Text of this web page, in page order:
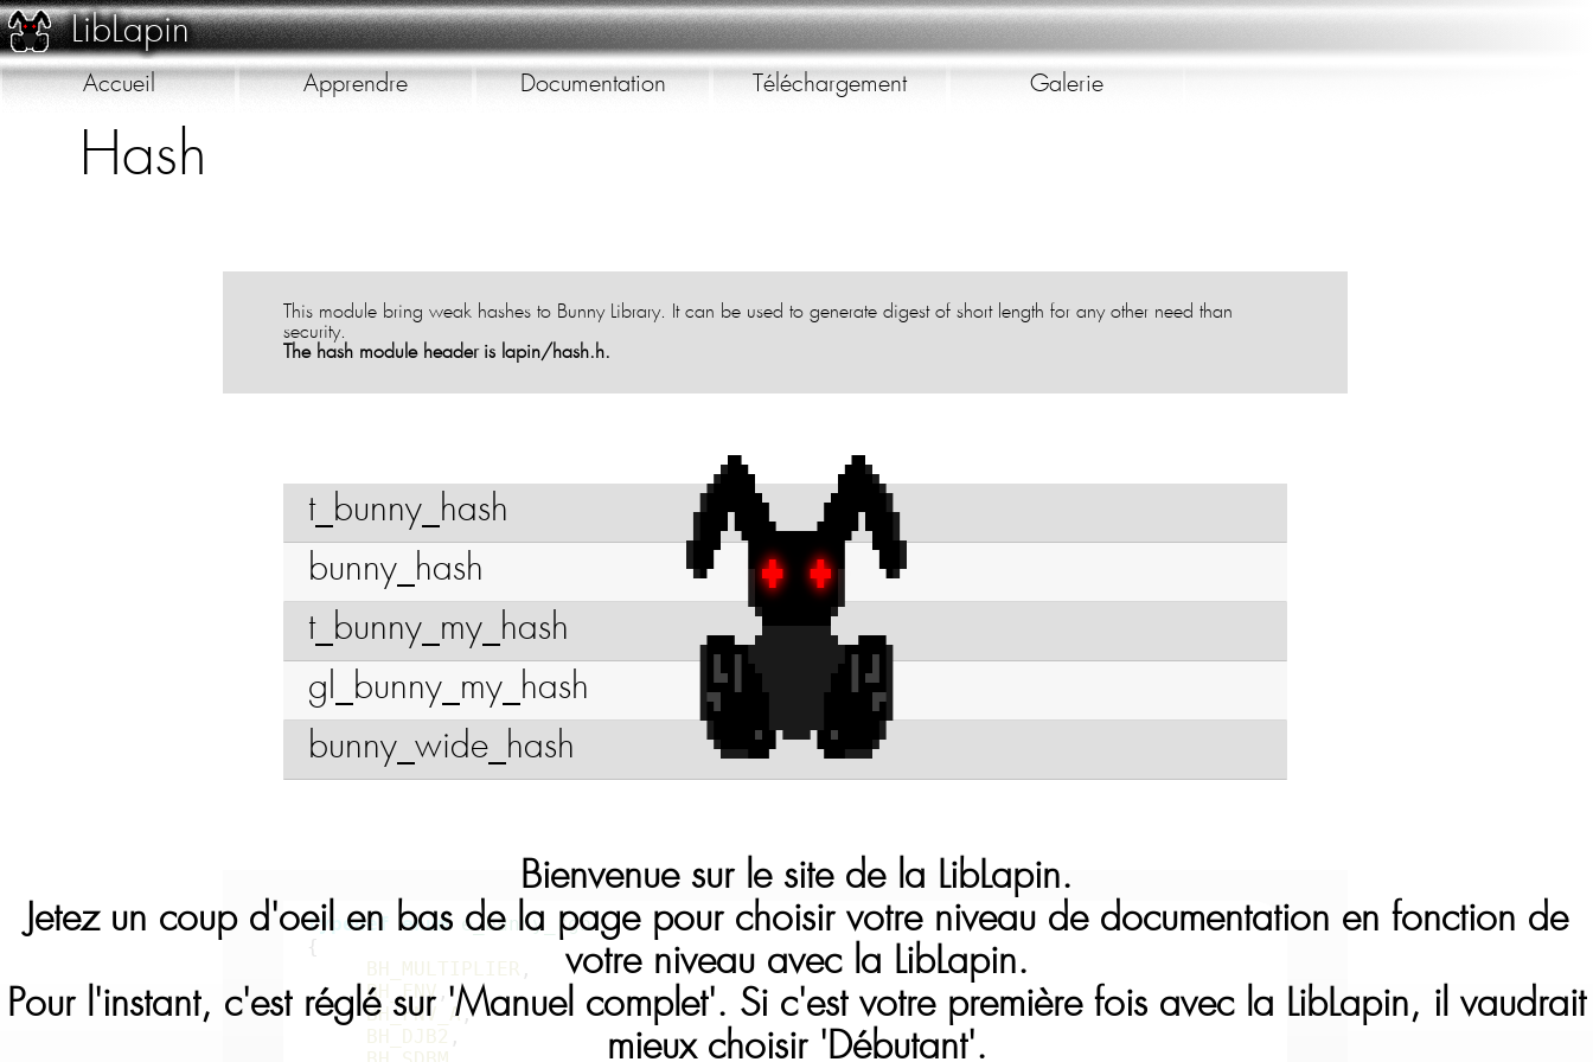
Bienvenue sur le site de la LibLapin.
Jetez un coup d'oeil en bas de la page pour choisir votre niveau de documentation en fonction de
votre niveau avec la LibLapin.
Pour l'instant, c'est réglé sur 'Manuel complet'. Si c'est votre première fois avec la LibLapin, il vaudrait
mieux choisir 'Débutant'.
LibLapin
Accueil Apprendre Documentation Téléchargement Galerie
Hash
This module bring weak hashes to Bunny Library. It can be used to generate digest of short length for any other need than
security.
The hash module header is lapin/hash.h.
t_bunny_hash
bunny_hash
t_bunny_my_hash
gl_bunny_my_hash
bunny_wide_hash
typedef enum e_bunny_rgb
{
BH_MULTIPLIER ,
BH_FNV ,
BH_FNV_A ,
BH_DJB2 ,